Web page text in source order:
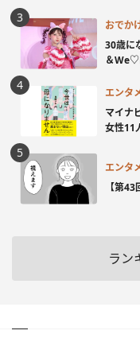
おでか
30歳に
＆
エンタ
マイナ
女性11
エンタ
【第
ラン